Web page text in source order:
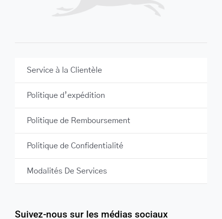
Suivez-nous sur les médias sociaux
Service à la Clientèle
Politique d’expédition
Politique de Remboursement
Politique de Confidentialité
Modalités De Services